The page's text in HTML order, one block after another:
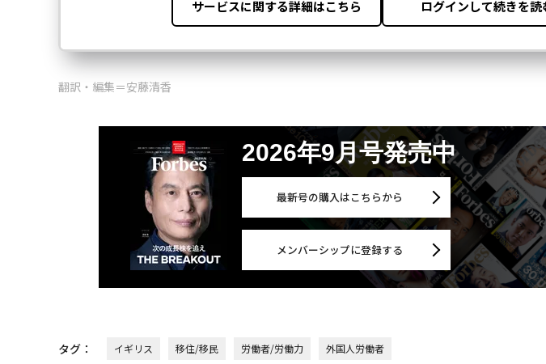
翻訳・編集＝安藤清香
2026年9月号発売中
最新号の購入はこちらから
メンバーシップに登録する
タグ： イギリス 移住/移民 労働者/労働力 外国人労働者